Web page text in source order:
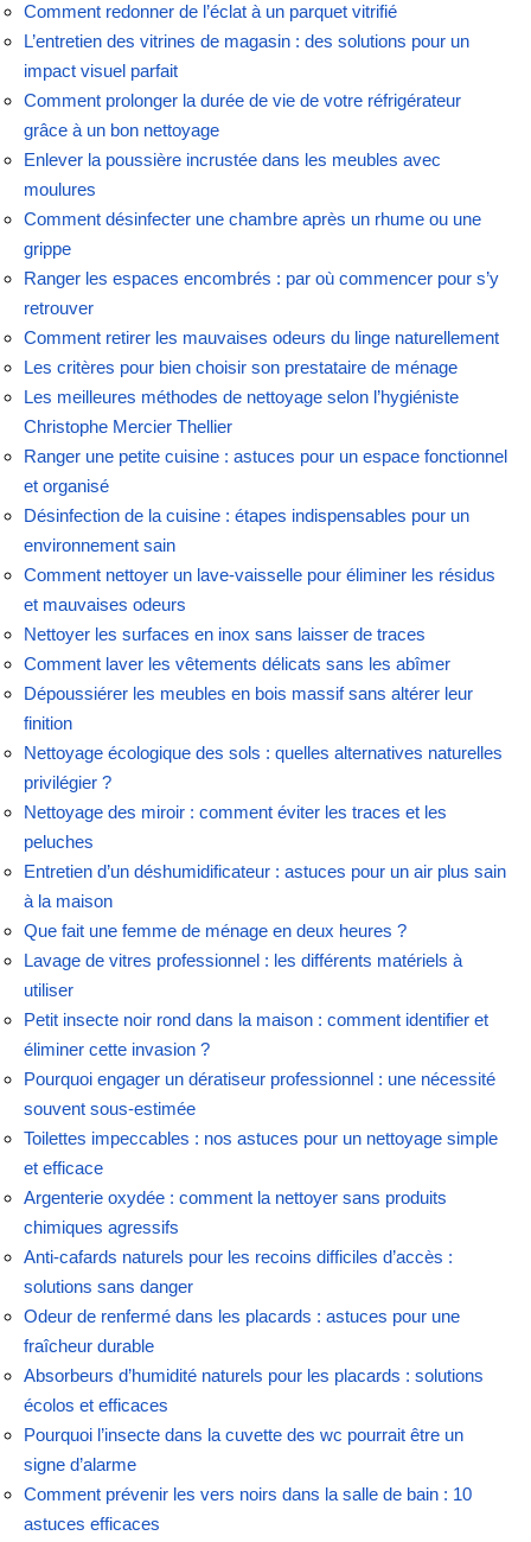
Comment redonner de l’éclat à un parquet vitrifié
L’entretien des vitrines de magasin : des solutions pour un
impact visuel parfait
Comment prolonger la durée de vie de votre réfrigérateur
grâce à un bon nettoyage
Enlever la poussière incrustée dans les meubles avec
moulures
Comment désinfecter une chambre après un rhume ou une
grippe
Ranger les espaces encombrés : par où commencer pour s’y
retrouver
Comment retirer les mauvaises odeurs du linge naturellement
Les critères pour bien choisir son prestataire de ménage
Les meilleures méthodes de nettoyage selon l’hygiéniste
Christophe Mercier Thellier
Ranger une petite cuisine : astuces pour un espace fonctionnel
et organisé
Désinfection de la cuisine : étapes indispensables pour un
environnement sain
Comment nettoyer un lave-vaisselle pour éliminer les résidus
et mauvaises odeurs
Nettoyer les surfaces en inox sans laisser de traces
Comment laver les vêtements délicats sans les abîmer
Dépoussiérer les meubles en bois massif sans altérer leur
finition
Nettoyage écologique des sols : quelles alternatives naturelles
privilégier ?
Nettoyage des miroir : comment éviter les traces et les
peluches
Entretien d’un déshumidificateur : astuces pour un air plus sain
à la maison
Que fait une femme de ménage en deux heures ?
Lavage de vitres professionnel : les différents matériels à
utiliser
Petit insecte noir rond dans la maison : comment identifier et
éliminer cette invasion ?
Pourquoi engager un dératiseur professionnel : une nécessité
souvent sous-estimée
Toilettes impeccables : nos astuces pour un nettoyage simple
et efficace
Argenterie oxydée : comment la nettoyer sans produits
chimiques agressifs
Anti-cafards naturels pour les recoins difficiles d’accès :
solutions sans danger
Odeur de renfermé dans les placards : astuces pour une
fraîcheur durable
Absorbeurs d’humidité naturels pour les placards : solutions
écolos et efficaces
Pourquoi l’insecte dans la cuvette des wc pourrait être un
signe d’alarme
Comment prévenir les vers noirs dans la salle de bain : 10
astuces efficaces